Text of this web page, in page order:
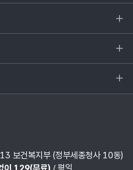
보건복지부 (정부세종청사 10동)